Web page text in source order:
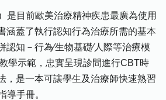
是目前歐美治療精神疾患最廣為使用
涵蓋了執行認知行為治療所需的基本
知－行為∕生物基礎∕人際等治療模
學示範，忠實呈現診間進行CBT時
，是一本可讓學生及治療師快速熟習
導手冊。